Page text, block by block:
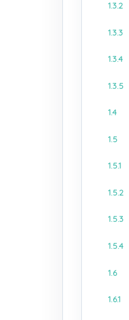
1.3.2
1.3.3
1.3.4
1.3.5
1.4
1.5
1.5.1
1.5.2
1.5.3
1.5.4
1.6
1.6.1